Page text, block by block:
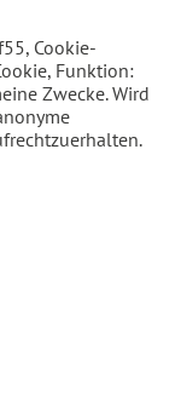
Cookie-
Funktion:
Zwecke. Wird